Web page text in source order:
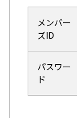
メンバー
ズID
パスワー
ド